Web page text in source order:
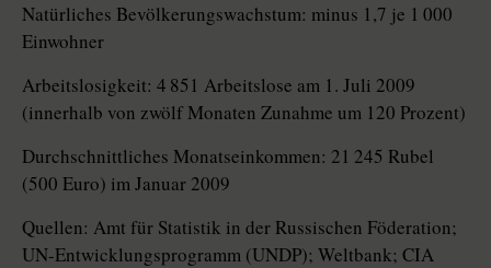
Natürliches Bevölkerungswachstum: minus 1,7 je 1 000
Einwohner
Arbeitslosigkeit: 4 851 Arbeitslose am 1. Juli 2009
(innerhalb von zwölf Monaten Zunahme um 120 Prozent)
Durchschnittliches Monatseinkommen: 21 245 Rubel
(500 Euro) im Januar 2009
Quellen: Amt für Statistik in der Russischen Föderation;
UN-Entwicklungsprogramm (UNDP); Weltbank; CIA